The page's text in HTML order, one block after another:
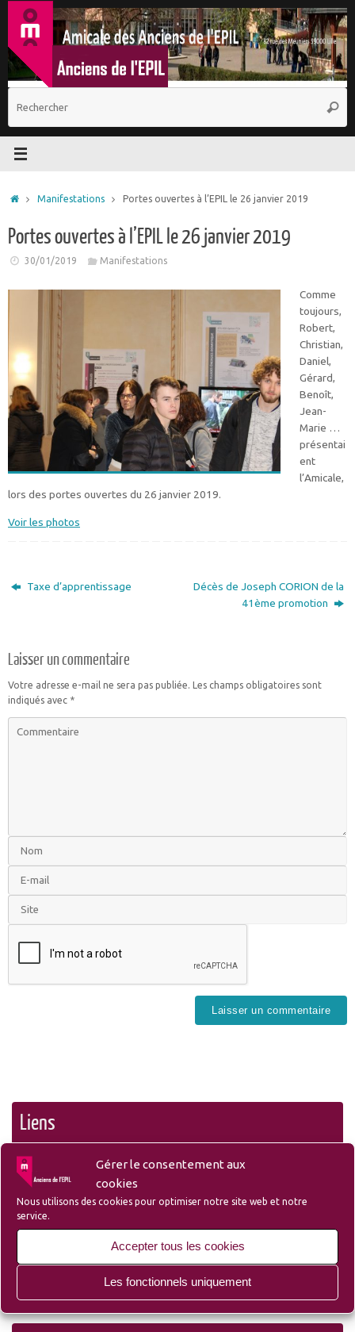
Gérer le consentement aux
cookies
Nous utilisons des cookies pour optimiser notre site web et notre
service.
Accepter tous les cookies
Les fonctionnels uniquement
Passer
contenu
:
Accueil
Manifestations Portes ouvertes à l’EPIL le 26 janvier 2019
Portes ouvertes à l’EPIL le 26 janvier 2019
30/01/2019 Manifestations
Comme
toujours,
Robert,
Christian,
Daniel,
Gérard,
Benoît,
Jean-
Marie …
présentai
ent
l’Amicale,
lors des portes ouvertes du 26 janvier 2019.
Voir les photos
Taxe d’apprentissage
Décès de Joseph CORION de la
41ème promotion
Laisser un commentaire
Votre adresse e-mail ne sera pas publiée.
Les champs obligatoires sont
indiqués avec *
Liens
– Liste des membres et sympathisants de l’Amicale
– Site Lille d’Antan (Ecole des Mécaniciens avant